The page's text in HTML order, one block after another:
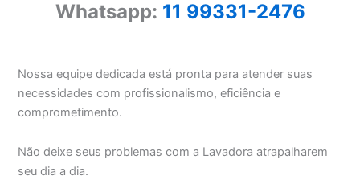
Whatsapp: 11 99331-2476
Nossa equipe dedicada está pronta para atender suas
necessidades com profissionalismo, eficiência e
comprometimento.
Não deixe seus problemas com a Lavadora atrapalharem
seu dia a dia.